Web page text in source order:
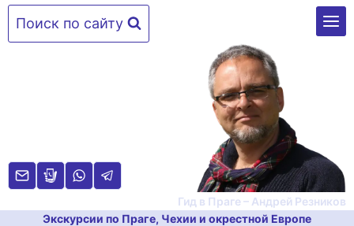
Перейти
Поиск по сайту
Гид в Праге – Андрей Резников
Экскурсии по Праге, Чехии и окрестной Европе